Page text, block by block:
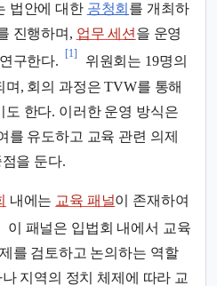
법안에 대한 공청회 를 개최하
진행하며, 업무 세션 을 운영
구한다.
[1]
위원회는 19명의
며, 회의 과정은 TVW를 통해
도 한다. 이러한 운영 방식은
를 유도하고 교육 관련 의제
을 둔다.
내에는 교육 패널이 존재하여
이 패널은 입법회 내에서 교육
를 검토하고 논의하는 역할
지역의 정치 체제에 따라 교